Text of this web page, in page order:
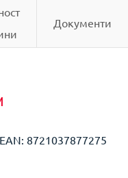
Документи
EAN: 8721037877275